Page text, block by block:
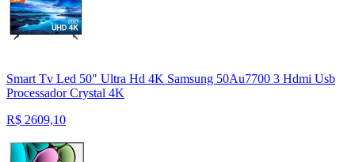
Smart Tv Led 50" Ultra Hd 4K Samsung 50Au7700 3 Hdmi Usb
Processador Crystal 4K
R$ 2609,10